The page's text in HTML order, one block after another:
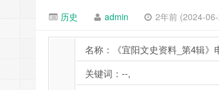
历史 admin 2年前 (2024-
名称：《宜阳文史资料_第4辑》
关键词：--,